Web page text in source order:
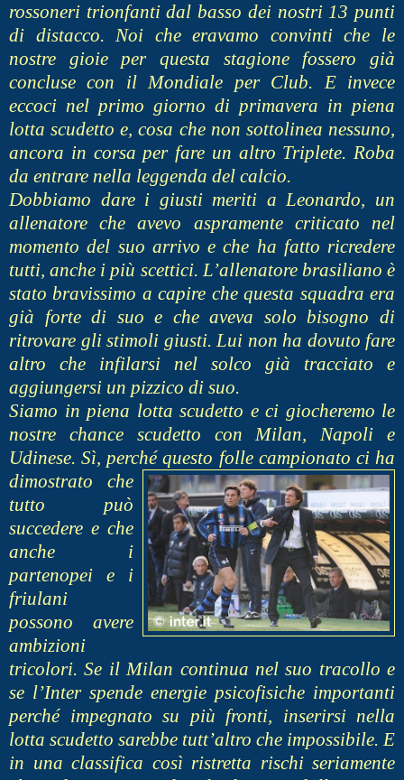
rossoneri trionfanti dal basso dei nostri 13 punti
di distacco. Noi che eravamo convinti che le
nostre gioie per questa stagione fossero già
concluse con il Mondiale per Club. E invece
eccoci nel primo giorno di primavera in piena
lotta scudetto e, cosa che non sottolinea nessuno,
ancora in corsa per fare un altro Triplete. Roba
da entrare nella leggenda del calcio.
Dobbiamo dare i giusti meriti a Leonardo, un
allenatore che avevo aspramente criticato nel
momento del suo arrivo e che ha fatto ricredere
tutti, anche i più scettici. L’allenatore brasiliano è
stato bravissimo a capire che questa squadra era
già forte di suo e che aveva solo bisogno di
ritrovare gli stimoli giusti. Lui non ha dovuto fare
altro che infilarsi nel solco già tracciato e
aggiungersi un pizzico di suo.
Siamo in piena lotta scudetto e ci giocheremo le
nostre chance scudetto con Milan, Napoli e
Udinese. Sì, perché questo folle campionato ci ha
dimostrato che
tutto può
succedere e che
anche i
partenopei e i
friulani
possono avere
ambizioni
tricolori. Se il Milan continua nel suo tracollo e
se l’Inter spende energie psicofisiche importanti
perché impegnato su più fronti, inserirsi nella
lotta scudetto sarebbe tutt’altro che impossibile. E
in una classifica così ristretta rischi seriamente